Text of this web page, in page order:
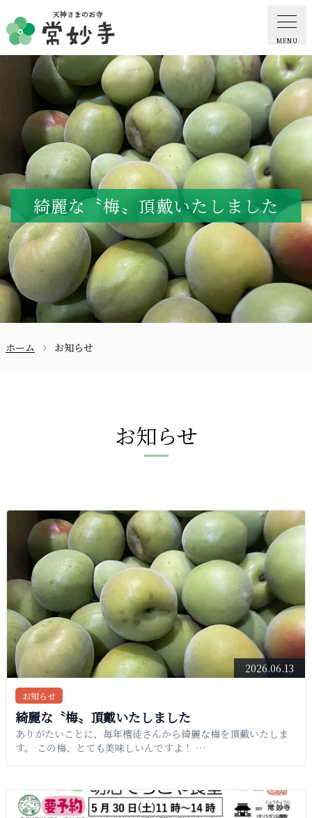
MENU
ホーム
常妙寺紹介
納骨堂・お墓
葬儀・供養・祈祷
ギャラリー
お知らせ
お問合せ
097-521-2585
綺麗な〝梅〟頂戴いたしました
ホーム お知らせ
お知らせ
2026.06.13
お知らせ
綺麗な〝梅〟頂戴いたしました
ありがたいことに、毎年檀徒さんから綺麗な梅を頂戴いたしま
す。 この梅、とても美味しいんですよ！ …